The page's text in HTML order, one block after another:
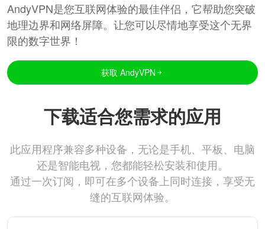
AndyVPN是您互联网体验的最佳伴侣，它帮助您突破
地理边界和网络屏障。让您可以尽情地享受这个无界
限的数字世界！
获取 AndyVPN
下载适合您需求的应用
此应用程序兼容多种设备，无论是手机、平板、电脑
还是智能电视，您都能轻松安装和使用。
通过一次订阅，即可在多个设备上同时连接，享受无
缝的互联网体验。